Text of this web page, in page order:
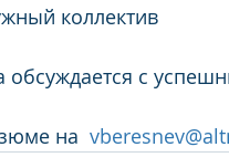
коллектив
обсуждается с
на